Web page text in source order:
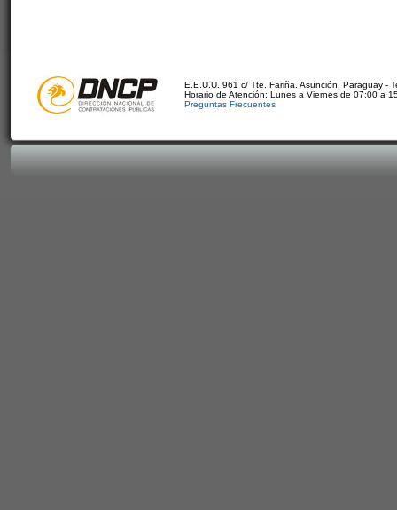
E.E.U.U. 961 c/ Tte. Fariña. Asunción, Paraguay -
Horario de Atención: Lunes a Viernes de 07:00 a
Preguntas Frecuentes